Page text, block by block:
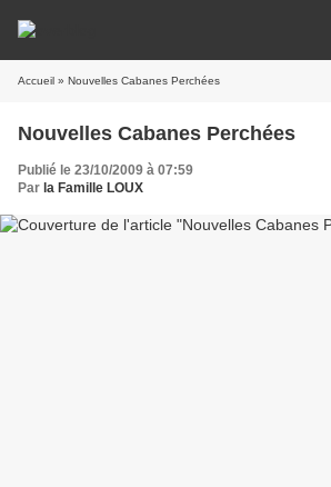
Accueil » Nouvelles Cabanes Perchées
Nouvelles Cabanes Perchées
Publié le 23/10/2009 à 07:59
Par la Famille LOUX